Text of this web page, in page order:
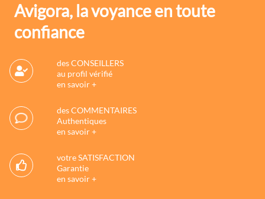
Avigora, la voyance en toute
confiance
des CONSEILLERS
au profil vérifié
en savoir +
des COMMENTAIRES
Authentiques
en savoir +
votre SATISFACTION
Garantie
en savoir +